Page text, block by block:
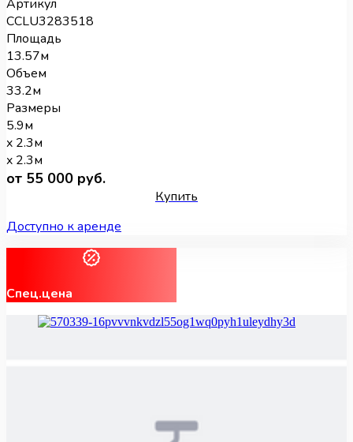
Артикул
CCLU3283518
Площадь
13.57м
Объем
33.2м
Размеры
5.9м
x 2.3м
x 2.3м
от 55 000 руб.
Купить
Доступно к аренде
Спец.цена